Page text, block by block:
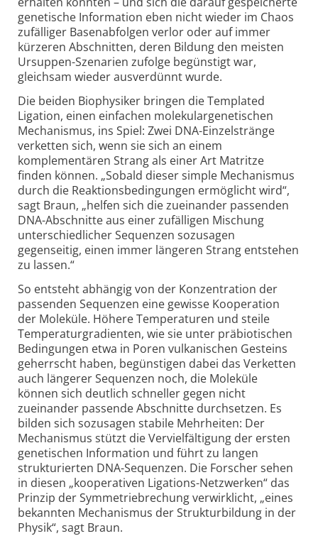
genetische Information eben nicht wieder im Chaos
zufälliger Basenabfolgen verlor oder auf immer
kürzeren Abschnitten, deren Bildung den meisten
Ursuppen-Szenarien zufolge begünstigt war,
gleichsam wieder ausverdünnt wurde.
Die beiden Biophysiker bringen die Templated
Ligation, einen einfachen molekulargenetischen
Mechanismus, ins Spiel: Zwei DNA-Einzelstränge
verketten sich, wenn sie sich an einem
komplementären Strang als einer Art Matritze
finden können. „Sobald dieser simple Mechanismus
durch die Reaktionsbedingungen ermöglicht wird“,
sagt Braun, „helfen sich die zueinander passenden
DNA-Abschnitte aus einer zufälligen Mischung
unterschiedlicher Sequenzen sozusagen
gegenseitig, einen immer längeren Strang entstehen
zu lassen.“
So entsteht abhängig von der Konzentration der
passenden Sequenzen eine gewisse Kooperation
der Moleküle. Höhere Temperaturen und steile
Temperaturgradienten, wie sie unter präbiotischen
Bedingungen etwa in Poren vulkanischen Gesteins
geherrscht haben, begünstigen dabei das Verketten
auch längerer Sequenzen noch, die Moleküle
können sich deutlich schneller gegen nicht
zueinander passende Abschnitte durchsetzen. Es
bilden sich sozusagen stabile Mehrheiten: Der
Mechanismus stützt die Vervielfältigung der ersten
genetischen Information und führt zu langen
strukturierten DNA-Sequenzen. Die Forscher sehen
in diesen „kooperativen Ligations-Netzwerken“ das
Prinzip der Symmetriebrechung verwirklicht, „eines
bekannten Mechanismus der Strukturbildung in der
Physik“, sagt Braun.